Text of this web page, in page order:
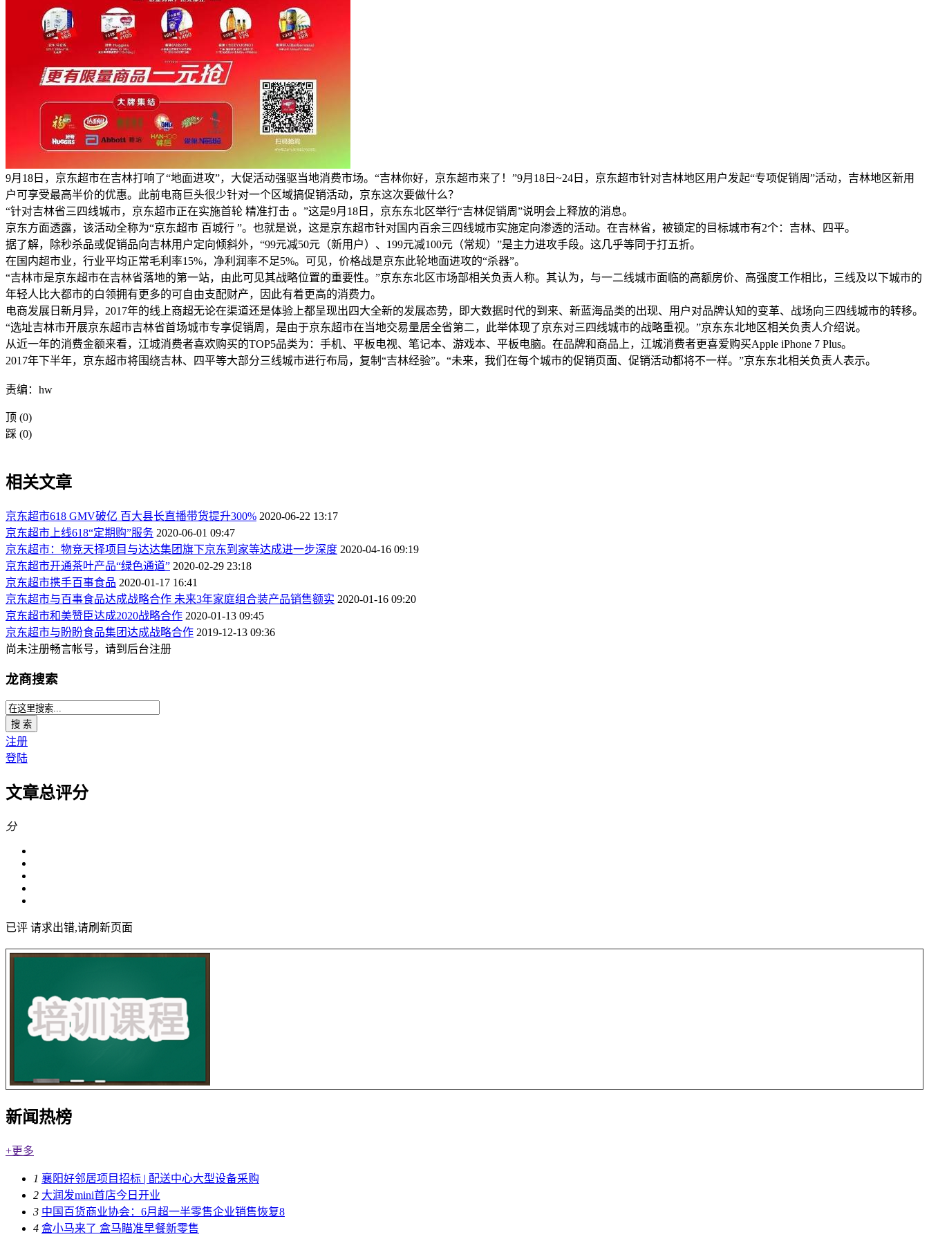
9月18日，京东超市在吉林打响了“地面进攻”，大促活动强驱当地消费市场。“吉林你好，京东超市来了！”9月18日~24日，京东超市针对吉林地区用户发起“专项促销周”活动，吉林地区新用
户可享受最高半价的优惠。此前电商巨头很少针对一个区域搞促销活动，京东这次要做什么？
“针对吉林省三四线城市，京东超市正在实施首轮 精准打击 。”这是9月18日，京东东北区举行“吉林促销周”说明会上释放的消息。
京东方面透露，该活动全称为“京东超市 百城行 ”。也就是说，这是京东超市针对国内百余三四线城市实施定向渗透的活动。在吉林省，被锁定的目标城市有2个：吉林、四平。
据了解，除秒杀品或促销品向吉林用户定向倾斜外，“99元减50元（新用户）、199元减100元（常规）”是主力进攻手段。这几乎等同于打五折。
在国内超市业，行业平均正常毛利率15%，净利润率不足5%。可见，价格战是京东此轮地面进攻的“杀器”。
“吉林市是京东超市在吉林省落地的第一站，由此可见其战略位置的重要性。”京东东北区市场部相关负责人称。其认为，与一二线城市面临的高额房价、高强度工作相比，三线及以下城市的
年轻人比大都市的白领拥有更多的可自由支配财产，因此有着更高的消费力。
电商发展日新月异，2017年的线上商超无论在渠道还是体验上都呈现出四大全新的发展态势，即大数据时代的到来、新蓝海品类的出现、用户对品牌认知的变革、战场向三四线城市的转移。
“选址吉林市开展京东超市吉林省首场城市专享促销周，是由于京东超市在当地交易量居全省第二，此举体现了京东对三四线城市的战略重视。”京东东北地区相关负责人介绍说。
从近一年的消费金额来看，江城消费者喜欢购买的TOP5品类为：手机、平板电视、笔记本、游戏本、平板电脑。在品牌和商品上，江城消费者更喜爱购买Apple iPhone 7 Plus。
2017年下半年，京东超市将围绕吉林、四平等大部分三线城市进行布局，复制“吉林经验”。“未来，我们在每个城市的促销页面、促销活动都将不一样。”京东东北相关负责人表示。
责编：hw
顶 (0)
踩 (0)
相关文章
京东超市618 GMV破亿 百大县长直播带货提升300% 2020-06-22 13:17
京东超市上线618“定期购”服务 2020-06-01 09:47
京东超市：物竞天择项目与达达集团旗下京东到家等达成进一步深度 2020-04-16 09:19
京东超市开通茶叶产品“绿色通道” 2020-02-29 23:18
京东超市携手百事食品 2020-01-17 16:41
京东超市与百事食品达成战略合作 未来3年家庭组合装产品销售额实 2020-01-16 09:20
京东超市和美赞臣达成2020战略合作 2020-01-13 09:45
京东超市与盼盼食品集团达成战略合作 2019-12-13 09:36
尚未注册畅言帐号，请到后台注册
龙商搜索
搜 索
注册
登陆
文章总评分
分
已评 请求出错,请刷新页面
新闻热榜
+更多
1 襄阳好邻居项目招标 | 配送中心大型设备采购
2 大润发mini首店今日开业
3 中国百货商业协会：6月超一半零售企业销售恢复8
4 盒小马来了 盒马瞄准早餐新零售